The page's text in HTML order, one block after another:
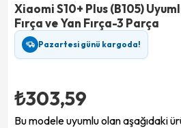
Xiaomi S10+ Plus (B105)
Fırça ve Yan Fırça-3 Parça
Pazartesi günü kargoda!
₺303,59
Bu modele uyumlu olan aşağıdaki